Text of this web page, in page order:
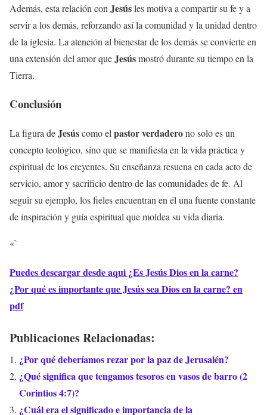
Además, esta relación con Jesúsles motiva a compartir su fe y a
servir a los demás, reforzando así la comunidad y la unidad dentro
de la iglesia. La atención al bienestar de los demás se convierte en
una extensión del amor queJesúsmostró durante su tiempo en la
Tierra.
Conclusión
La figura deJesúscomo el pastor verdaderono solo es un
concepto teológico, sino que se manifiesta en la vida práctica y
espiritual de los creyentes. Su enseñanza resuena en cada acto de
servicio, amor y sacrificio dentro de las comunidades de fe. Al
seguir su ejemplo, los fieles encuentran en él una fuente constante
de inspiración y guía espiritual que moldea su vida diaria.
«`
Puedes descargar desde aqui ¿Es Jesús Dios en la carne?
¿Por qué es importante que Jesús sea Dios en la carne? en
pdf
Publicaciones Relacionadas:
¿Por qué deberíamos rezar por la paz de Jerusalén?
¿Qué significa que tengamos tesoros en vasos de barro (2
Corintios 4:7)?
¿Cuál era el significado e importancia de la